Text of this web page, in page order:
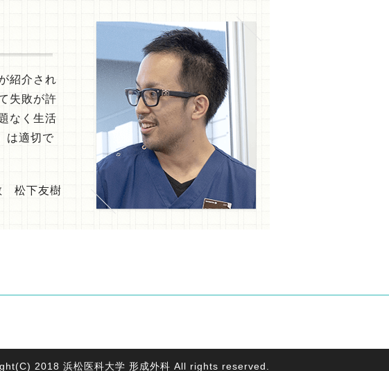
紹介され
失敗が許
なく生活
は適切で
松下友樹
2018 浜松医科大学 形成外科 All rights reserved.